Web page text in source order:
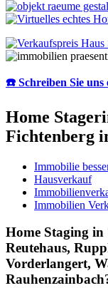
☎️ Schreiben Sie uns
Home
Fichtenberg
Immobilie
Hausverkauf
Immobilien
Home Staging in
Reutehaus,
Vorderlangert,